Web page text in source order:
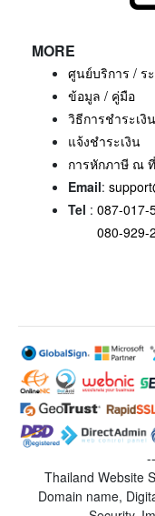
MORE
ศูนย์บริการ / ร
ข้อมูล / คู่มือ
วิธีการชำระเงิน
แจ้งชำระเงิน
การหักภาษี ณ
Email:
Tel : 087-017-
080-929-
Thailand Website
Domain name,